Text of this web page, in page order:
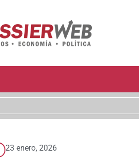
23 enero, 2026